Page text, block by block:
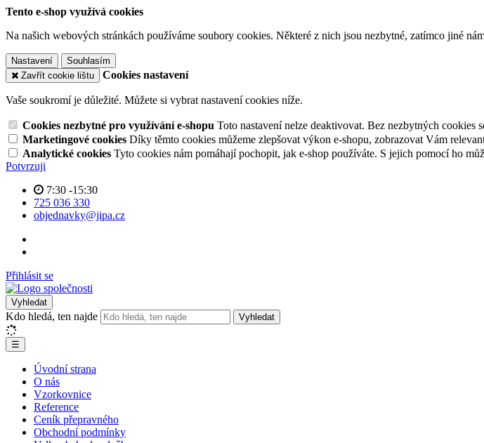
Tento e-shop využívá cookies
Na našich webových stránkách používáme soubory cookies. Některé z nich jsou nezbytné, zatímco jiné
Nastavení
Souhlasím
Zavřít cookie lištu
Cookies nastavení
Vaše soukromí je důležité. Můžete si vybrat nastavení cookies níže.
Cookies nezbytné pro využívání e-shopu Toto nastavení nelze deaktivovat. Bez nezbytných cookies
Marketingové cookies Díky těmto cookies můžeme zlepšovat výkon e-shopu, zobrazovat Vám
Analytické cookies Tyto cookies nám pomáhají pochopit, jak e-shop používáte. S jejich pomocí ho
Potvrzuji
7:30 -15:30
725 036 330
objednavky@jipa.cz
Přihlásit se
Vyhledat
Kdo hledá, ten najde Vyhledat
☰
Úvodní strana
O nás
Vzorkovnice
Reference
Ceník přepravného
Obchodní podmínky